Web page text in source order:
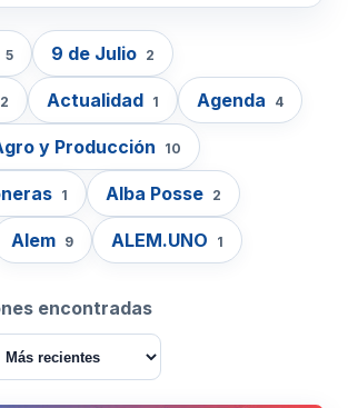
5 9 de Julio 2
2 Actualidad 1 Agenda 4
y Producción 10
1 Alba Posse 2
Alem 9 ALEM.UNO 1
encontradas